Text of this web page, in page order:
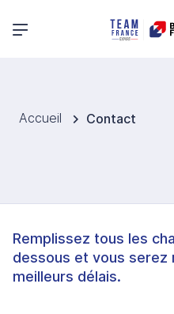
Menu principal
Accueil Contact
Remplissez tous les
dessous et vous serez
meilleurs délais.